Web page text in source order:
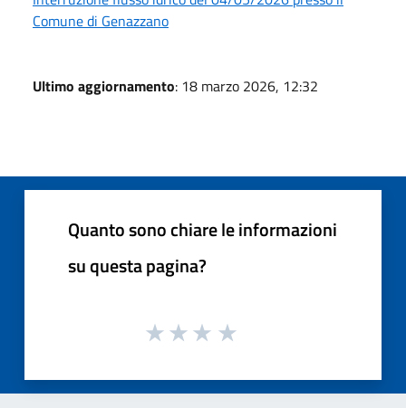
Comune di Genazzano
Ultimo aggiornamento: 18 marzo 2026, 12:32
Quanto sono chiare le informazioni
su questa pagina?